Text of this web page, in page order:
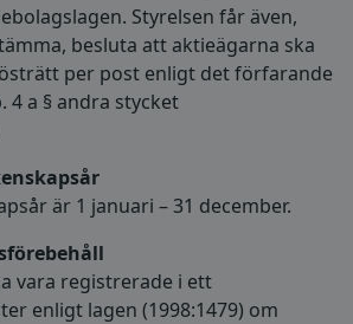
Styrelsen får även,
besluta att aktieägarna ska
per post enligt det förfarande
4 a § andra stycket
är 1 januari – 31 december.
vara registrerade i ett
enligt lagen (1998:1479) om